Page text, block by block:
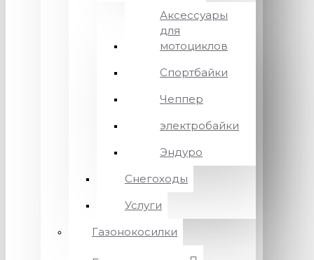
Аксессуары
для
мотоциклов
Спортбайки
Чеппер
электробайки
Эндуро
Снегоходы
Услуги
Газонокосилки